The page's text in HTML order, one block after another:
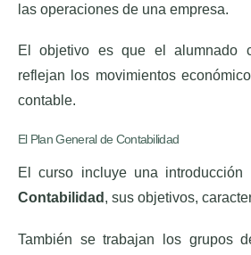
las operaciones de una empresa.
El objetivo es que el alumnado
reflejan los movimientos
contable.
El Plan General de Contabilidad
El curso incluye una introducción
Contabilidad , sus objetivos,
También se trabajan los grupos